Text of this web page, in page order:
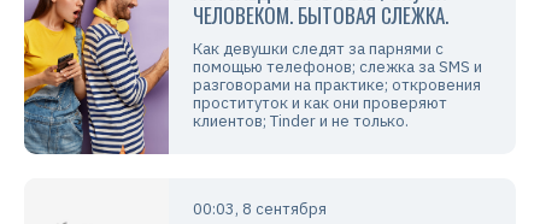
ЧЕЛОВЕКОМ. БЫТОВАЯ СЛЕЖКА.
Как девушки следят за парнями с
помощью телефонов; слежка за SMS и
разговорами на практике; откровения
проституток и как они проверяют
клиентов; Tinder и не только.
00:03, 8 сентября